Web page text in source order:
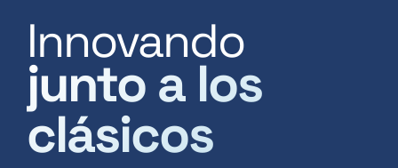
Innovando
junto a los
clásicos